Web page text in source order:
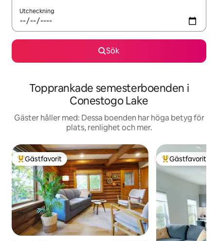
Utcheckning
Sök
Topprankade semesterboenden i
Conestogo Lake
Gäster håller med: Dessa boenden har höga betyg för
plats, renlighet och mer.
Populär gästfavorit
Gästfavorit Populär
Gästfavorit